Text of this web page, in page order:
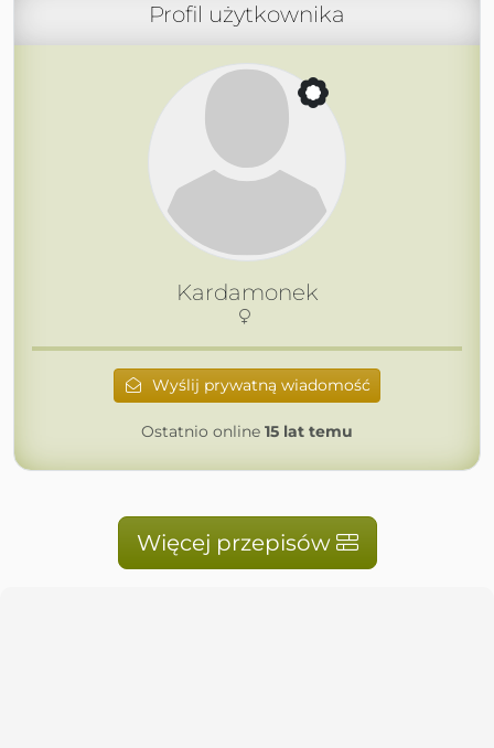
Profil użytkownika
Kardamonek
Wyślij prywatną wiadomość
Ostatnio online 15 lat temu
Więcej przepisów